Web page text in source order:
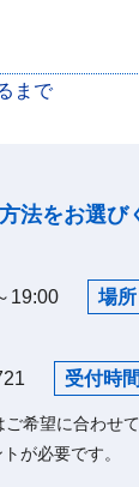
まで
法をお選び
19:00 場所
受付時間
希望に合わせ
が必要です。